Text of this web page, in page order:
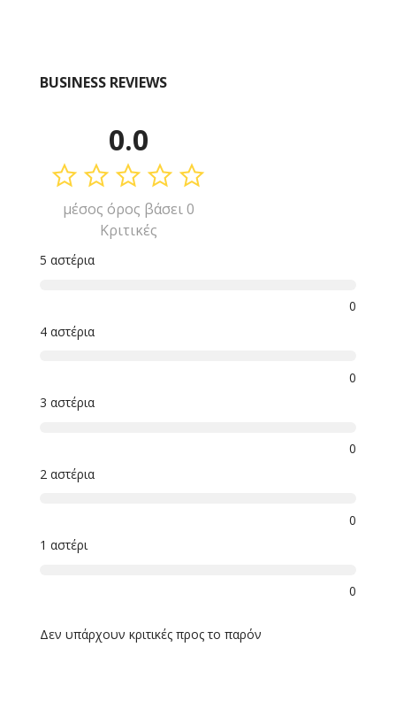
BUSINESS REVIEWS
0.0
μέσος όρος βάσει 0
Κριτικές
5 αστέρια
0
4 αστέρια
0
3 αστέρια
0
2 αστέρια
0
1 αστέρι
0
Δεν υπάρχουν κριτικές προς το παρόν